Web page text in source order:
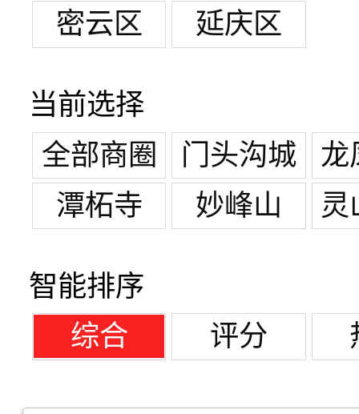
密云区
延庆区
当前选择
全部商圈
门头沟城
区
龙
潭柘寺 妙峰山 灵
智能排序
综合
评分